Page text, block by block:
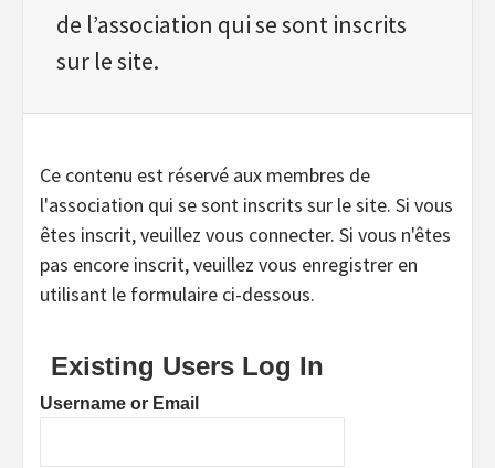
de l’association qui se sont inscrits
sur le site.
Ce contenu est réservé aux membres de
l'association qui se sont inscrits sur le site. Si vous
êtes inscrit, veuillez vous connecter. Si vous n'êtes
pas encore inscrit, veuillez vous enregistrer en
utilisant le formulaire ci-dessous.
Existing Users Log In
Username or Email